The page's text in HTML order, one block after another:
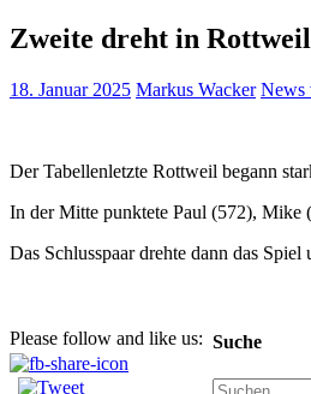
Zweite dreht in
18. Januar 2025 Markus Wacker News
Der Tabellenletzte Rottweil begann
In der Mitte punktete Paul (572), Mike
Das Schlusspaar drehte dann das
Please follow and like us: Suche
Suchen